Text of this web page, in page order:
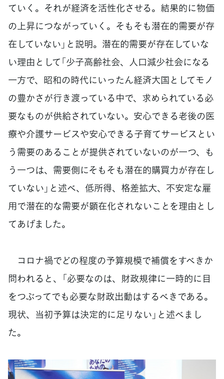
ていく。それが経済を活性化させる。結果的に物価
の上昇につながっていく。そもそも潜在的需要が存
在していない」と説明。潜在的需要が存在していな
い理由として「少子高齢社会、人口減少社会になる
一方で、昭和の時代にいったん経済大国としてモノ
の豊かさが行き渡っている中で、求められている必
要なものが供給されていない。安心できる老後の医
療や介護サービスや安心できる子育てサービスとい
う需要のあることが提供されていないのが一つ、も
う一つは、需要側にそもそも潜在的購買力が存在し
ていない」と述べ、低所得、格差拡大、不安定な雇
用で潜在的な需要が顕在化されないことを理由とし
てあげました。
コロナ禍でどの程度の予算規模で補償をすべきか
問われると、「必要なのは、財政規律に一時的に目
をつぶってでも必要な財政出動はするべきである。
現状、当初予算は決定的に足りない」と述べまし
た。